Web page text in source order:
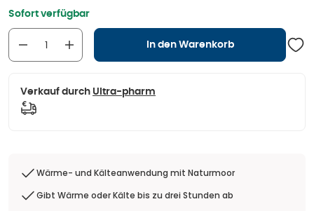
Sofort verfügbar
In den Warenkorb
Verkauf durch Ultra-pharm
Wärme- und Kälteanwendung mit Naturmoor
Gibt Wärme oder Kälte bis zu drei Stunden ab